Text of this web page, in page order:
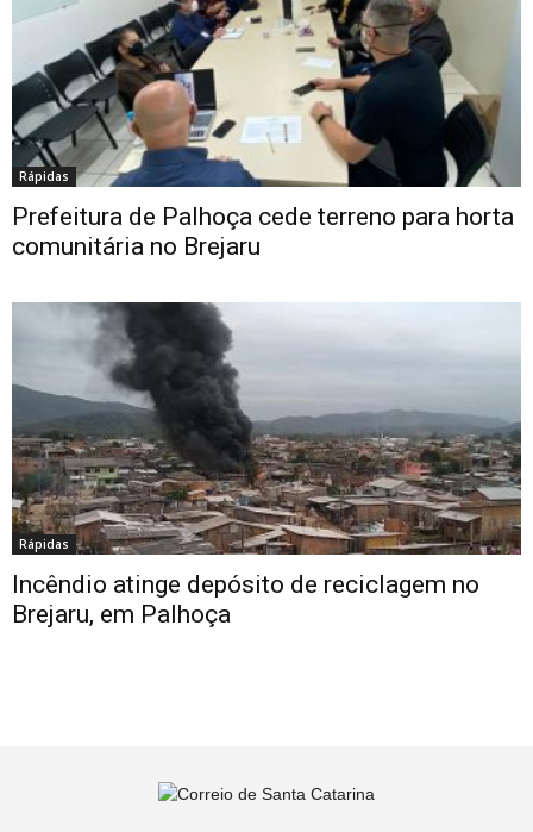
Rápidas
Prefeitura de Palhoça cede terreno para horta
comunitária no Brejaru
Rápidas
Incêndio atinge depósito de reciclagem no
Brejaru, em Palhoça